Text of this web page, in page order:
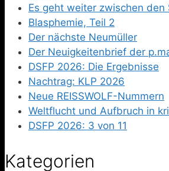
Es geht weiter zwischen den
Blasphemie, Teil 2
Der nächste Neumüller
Der Neuigkeitenbrief der
DSFP 2026: Die Ergebnisse
Nachtrag: KLP 2026
Neue REISSWOLF-Nummern
Weltflucht und Aufbruch in
DSFP 2026: 3 von 11
Kategorien